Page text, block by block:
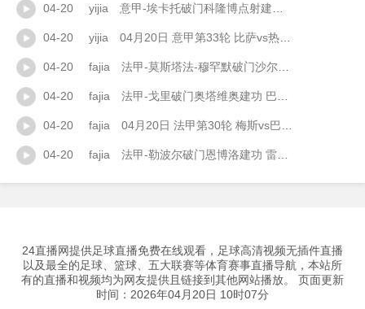
04-20 yijia 意甲-埃卡托破门科隆博点射建功 热那亚2-1逆转比萨
04-20 yijia 04月20日 意甲第33轮 比萨vs热那亚 全场录像
04-20 fajia 法甲-莫斯塔法-穆罕默破门沙尔多内绝平 南特1-1布雷斯特
04-20 fajia 法甲-戈里破门奥塔维奥建功 巴黎FC客场3-1梅斯
04-20 fajia 04月20日 法甲第30轮 梅斯vs巴黎FC 全场录像
04-20 fajia 法甲-勒波尔破门恩博洛建功 雷恩客场3-0斯特拉斯堡
24直播网提供足球直播免费在线观看，足球高清视频无插件直播
以及最全的足球、篮球、五大联赛等体育赛事直播导航，本站所
有的直播和视频均为网友提供且链接到其他网站播放。 页面更新
时间：2026年04月20日 10时07分